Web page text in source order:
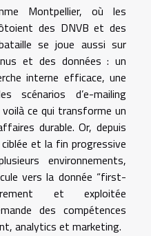
Montpellier, où les
des DNVB et des
se joue aussi sur
et des données : un
interne efficace, une
scénarios d’e-mailing
ce qui transforme un
durable. Or, depuis
et la fin progressive
environnements,
vers la donnée “first-
et exploitée
des compétences
analytics et marketing.